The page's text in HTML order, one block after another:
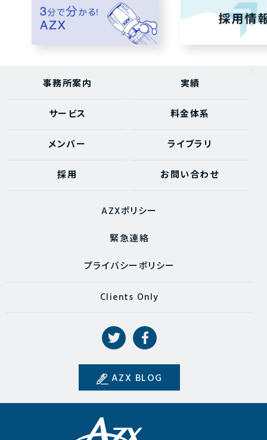
事務所案内 実績
サービス 料金体系
メンバー ライブラリ
採用 お問い合わせ
AZXポリシー
緊急連絡
プライバシーポリシー
Clients Only
AZX BLOG